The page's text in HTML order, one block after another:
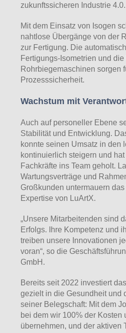
zukunftssicheren Industrie 4.0.
Mit dem Einsatz von Isogen
nahtlose Übergänge von der
zur Fertigung. Die
Fertigungs-Isometrien und
Rohrbiegemaschinen sorgen
Prozesssicherheit.
Wachstum mit
Auch auf personeller Ebene
Stabilität und Entwicklung.
konnte seinen Umsatz in den
kontinuierlich steigern und
Fachkräfte ins Team geholt.
Wartungsverträge und
Großkunden untermauern
Expertise von LuArtX.
„Unsere Mitarbeitenden sind
Erfolgs. Ihre Kompetenz und
treiben unsere Innovationen
voran“, so die
GmbH.
Bereits seit 2022 investiert
gezielt in die Gesundheit und
seiner Belegschaft: Mit dem
bei dem wir 100% der Kosten
übernehmen, und der aktiven